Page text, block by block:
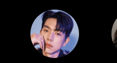
กิดขึ้นอย่างแน่นอน จึงยื่นคำ
ตัวผู้ที่อยู่เบื้องหลังในการโกง
นกด จะต้องถูกปิดตัวลง